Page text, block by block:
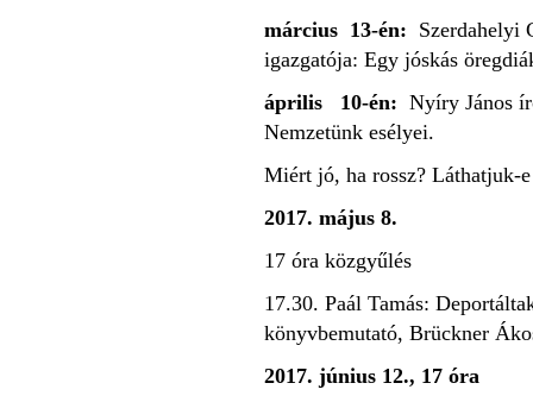
március 13-én: Szerdahelyi
igazgatója: Egy jóskás
április 10-én: Nyíry János
Nemzetünk esélyei.
Miért jó, ha rossz? Láthatjuk-
2017. május 8.
17 óra közgyűlés
17.30. Paál Tamás:
könyvbemutató, Brückner
2017. június 12., 17 óra